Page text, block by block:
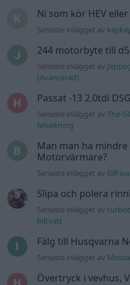
Ni som kör HEV
Senaste inlägget av
244 motorbyte till
Senaste inlägget av
(Avancerad)
Passat -13 2.0tdi
Senaste inlägget avThe-
felsökning
Man man ha
Motorvärmare?
Senaste inlägget av
Slipa och polera
Senaste inlägget av
biltvätt
Fälg till Husqvarna
Senaste inlägget av
Övertryck i vevhus,